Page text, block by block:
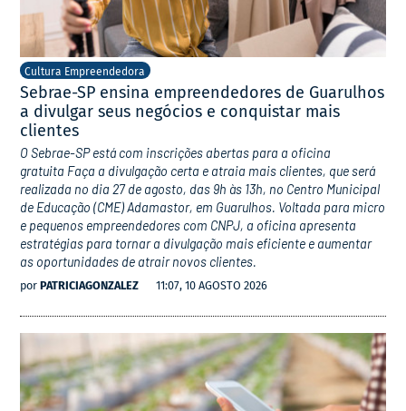
Cultura Empreendedora
Sebrae-SP ensina empreendedores de Guarulhos
a divulgar seus negócios e conquistar mais
clientes
O Sebrae-SP está com inscrições abertas para a oficina
gratuita Faça a divulgação certa e atraia mais clientes, que será
realizada no dia 27 de agosto, das 9h às 13h, no Centro Municipal
de Educação (CME) Adamastor, em Guarulhos. Voltada para micro
e pequenos empreendedores com CNPJ, a oficina apresenta
estratégias para tornar a divulgação mais eficiente e aumentar
as oportunidades de atrair novos clientes.
por PATRICIAGONZALEZ 11:07, 10 AGOSTO 2026